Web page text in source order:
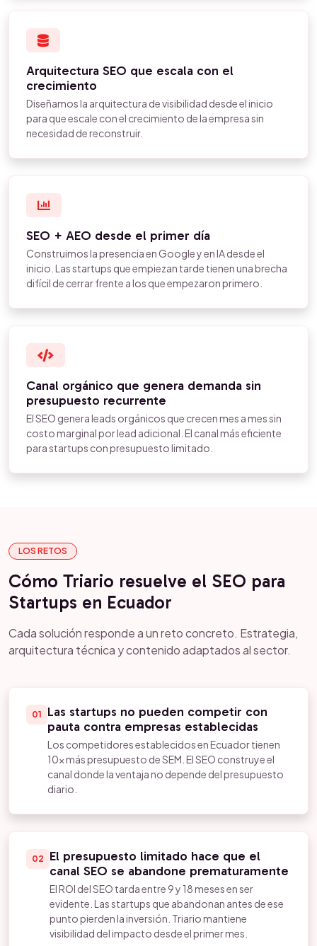
Arquitectura SEO que escala con el
crecimiento
Diseñamos la arquitectura de visibilidad desde el inicio
para que escale con el crecimiento de la empresa sin
necesidad de reconstruir.
SEO + AEO desde el primer día
Construimos la presencia en Google y en IA desde el
inicio. Las startups que empiezan tarde tienen una brecha
difícil de cerrar frente a los que empezaron primero.
Canal orgánico que genera demanda sin
presupuesto recurrente
El SEO genera leads orgánicos que crecen mes a mes sin
costo marginal por lead adicional. El canal más eficiente
para startups con presupuesto limitado.
LOS RETOS
Cómo Triario resuelve el SEO para
Startups en Ecuador
Cada solución responde a un reto concreto. Estrategia,
arquitectura técnica y contenido adaptados al sector.
01
Las startups no pueden competir con
pauta contra empresas establecidas
Los competidores establecidos en Ecuador tienen
10x más presupuesto de SEM. El SEO construye el
canal donde la ventaja no depende del presupuesto
diario.
02
El presupuesto limitado hace que el
canal SEO se abandone prematuramente
El ROI del SEO tarda entre 9 y 18 meses en ser
evidente. Las startups que abandonan antes de ese
punto pierden la inversión. Triario mantiene
visibilidad del impacto desde el primer mes.